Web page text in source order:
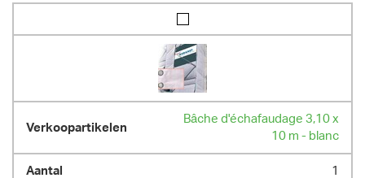
Bâche d'échafaudage 3,10 x
10 m - blanc
1